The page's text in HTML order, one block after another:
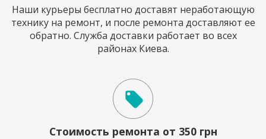
Наши курьеры бесплатно доставят неработающую
технику на ремонт, и после ремонта доставляют ее
обратно. Служба доставки работает во всех
районах Киева.
Стоимость ремонта от 350 грн